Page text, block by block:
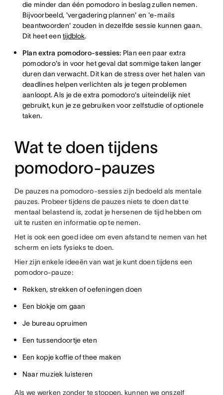
die minder dan één pomodoro in beslag zullen nemen.
Bijvoorbeeld, 'vergadering plannen' en 'e-mails
beantwoorden' zouden in dezelfde sessie kunnen gaan.
Dit heet eentijdblok.
Plan extra pomodoro-sessies: Plan een paar extra
pomodoro's in voor het geval dat sommige taken langer
duren dan verwacht. Dit kan de stress over het halen van
deadlines helpen verlichten als je tegen problemen
aanloopt. Als je de extra pomodoro's uiteindelijk niet
gebruikt, kun je ze gebruiken voor zelfstudie of optionele
taken.
Wat te doen tijdens
pomodoro-pauzes
De pauzes na pomodoro-sessies zijn bedoeld als mentale
pauzes. Probeer tijdens de pauzes niets te doen dat te
mentaal belastend is, zodat je hersenen de tijd hebben om
uit te rusten en informatie op te nemen.
Het is ook een goed idee om even afstand te nemen van het
scherm en iets fysieks te doen.
Hier zijn enkele ideeën van wat je kunt doen tijdens een
pomodoro-pauze:
Rekken, strekken of oefeningen doen
Een blokje om gaan
Je bureau opruimen
Een tussendoortje eten
Een kopje koffie of thee maken
Naar muziek luisteren
Als we werken zonder te stoppen, kunnen we onszelf